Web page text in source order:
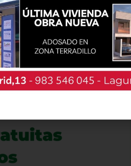
y madres de los más pequeños
es ofreceros información y
a iniciarse en este proceso de la
ofreceros las pautas para
los organizadores.